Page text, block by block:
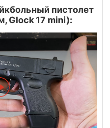
пистолет
Glock 17 mini):